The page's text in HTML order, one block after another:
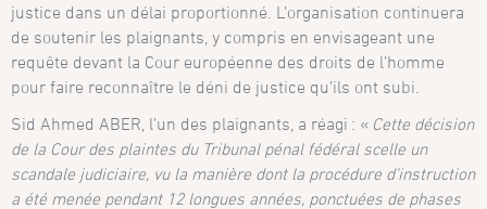
justice dans un délai proportionné. L’organisation continuera
de soutenir les plaignants, y compris en envisageant une
requête devant la Cour européenne des droits de l’homme
pour faire reconnaître le déni de justice qu’ils ont subi.
Sid Ahmed ABER, l’un des plaignants, a réagi : « Cette décision
de la Cour des plaintes du Tribunal pénal fédéral scelle un
scandale judiciaire, vu la manière dont la procédure d’instruction
a été menée pendant 12 longues années, ponctuées de phases